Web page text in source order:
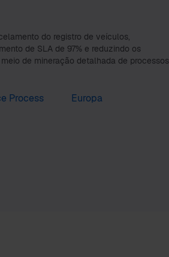
do registro de veículos,
de SLA de 97% e reduzindo os
de mineração detalhada de processos
Process Europa